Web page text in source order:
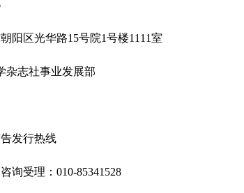
区光华路15号院1号楼1111室
社事业发展部
发行热线
受理：010-85341528